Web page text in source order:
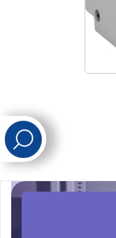
לכל מוצרי היצרן